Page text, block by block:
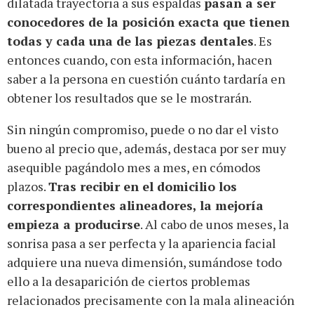
conocedores de la posición exacta que tienen
todas y cada una de las piezas dentales. Es
entonces cuando, con esta información, hacen
saber a la persona en cuestión cuánto tardaría en
obtener los resultados que se le mostrarán.
Sin ningún compromiso, puede o no dar el visto
bueno al precio que, además, destaca por ser muy
asequible pagándolo mes a mes, en cómodos
plazos.Tras recibir en el domicilio los
correspondientes alineadores, la mejoría
empieza a producirse. Al cabo de unos meses, la
sonrisa pasa a ser perfecta y la apariencia facial
adquiere una nueva dimensión, sumándose todo
ello a la desaparición de ciertos problemas
relacionados precisamente con la mala alineación